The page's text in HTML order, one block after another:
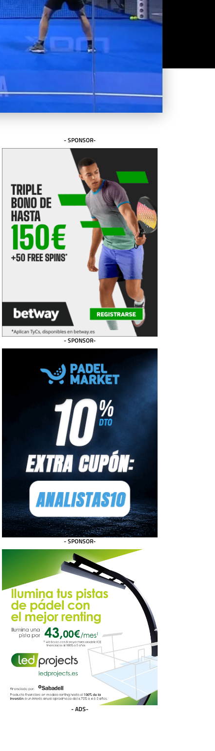
- SPONSOR-
- SPONSOR-
- SPONSOR-
- ADS-